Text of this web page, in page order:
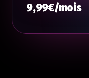
9,99€/mois